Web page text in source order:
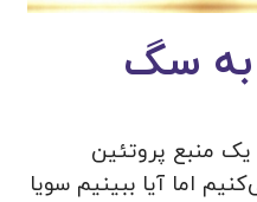
به سگ
یک منبع پروتئین
اما آیا ببینیم سویا